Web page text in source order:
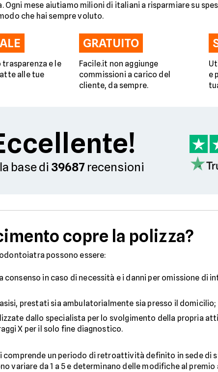
Ogni mese aiutiamo milioni di italiani a risparmiare su
che hai sempre voluto.
e le
alle tue
GRATUITO
Facile.it non aggiunge
commissioni a carico del
cliente, da sempre.
e
base di 39687recensioni
copre la polizza?
possono essere:
in caso di necessità e i danni per omissione di
prestati sia ambulatorialmente sia presso il domicilio;
dallo specialista per lo svolgimento della propria
X per il solo fine diagnostico.
comprende un periodo di retroattività definito in sede di
variare da 1 a 5 e determinano delle modifiche al